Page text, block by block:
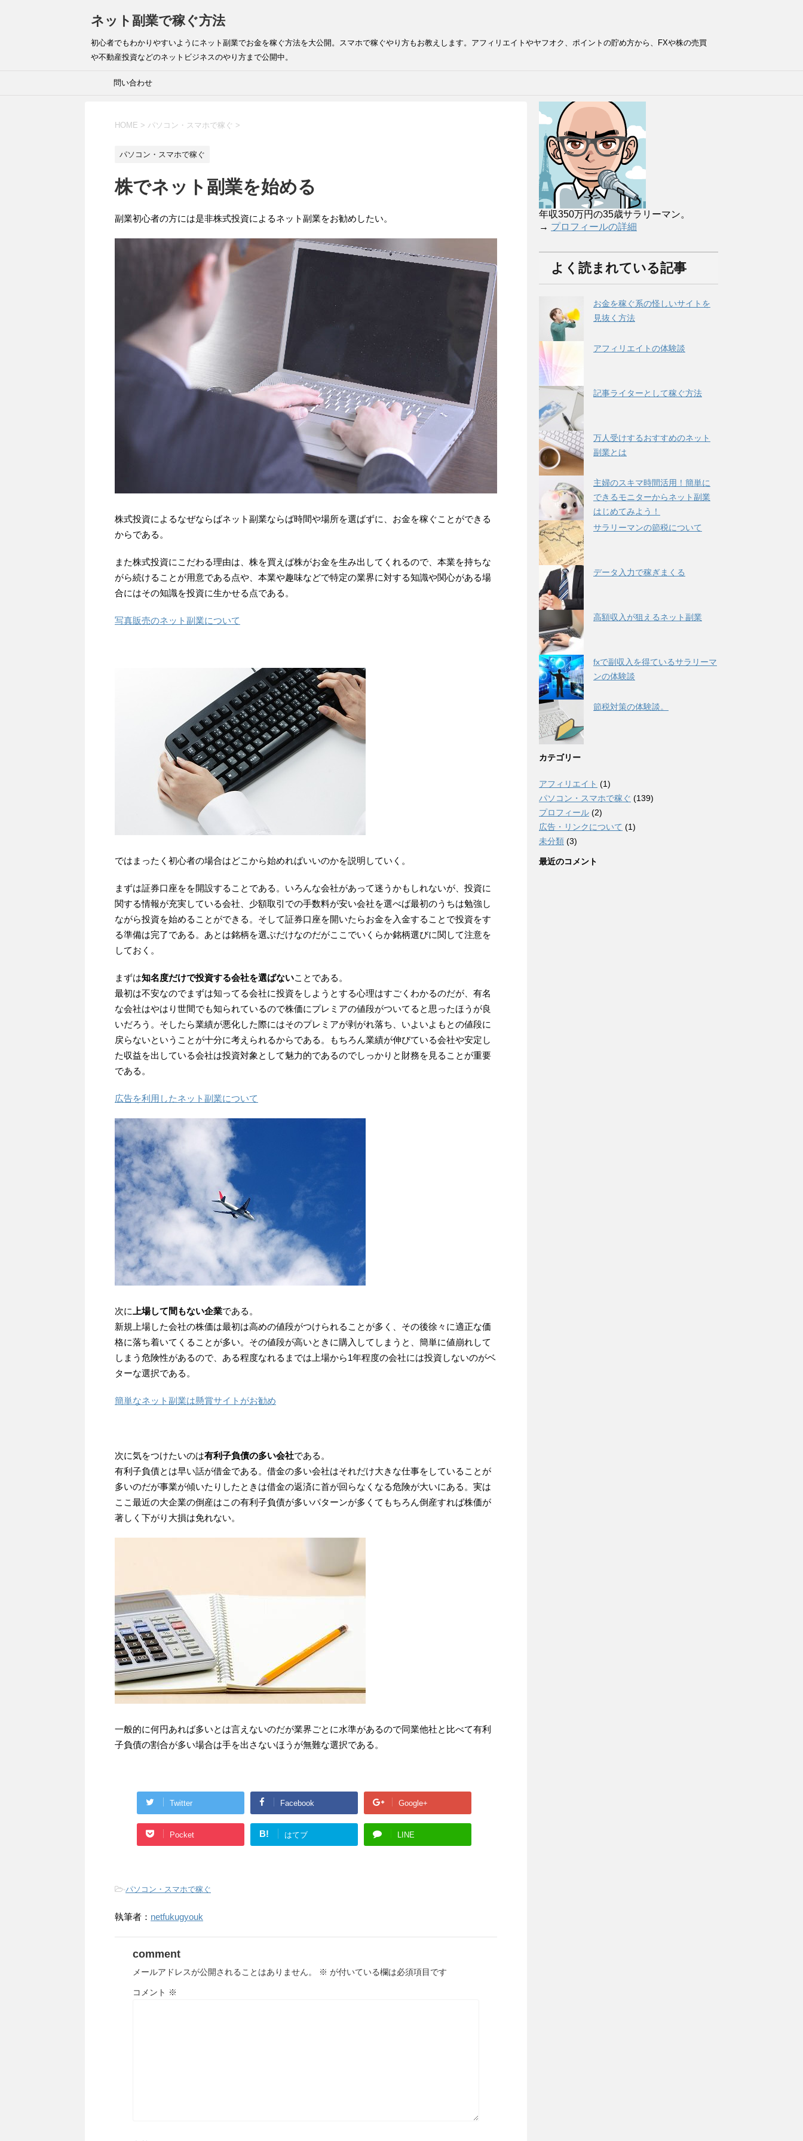
ネット副業で稼ぐ方法
初心者でもわかりやすいようにネット副業でお金を稼ぐ方法を大公開。スマホで稼ぐやり方もお教えします。アフィリエイトやヤフオク、ポイントの貯め方から、FXや株の売買
や不動産投資などのネットビジネスのやり方まで公開中。
問い合わせ
HOME > パソコン・スマホで稼ぐ >
パソコン・スマホで稼ぐ
株でネット副業を始める
副業初心者の方には是非株式投資によるネット副業をお勧めしたい。
株式投資によるなぜならばネット副業ならば時間や場所を選ばずに、お金を稼ぐことができる
からである。
また株式投資にこだわる理由は、株を買えば株がお金を生み出してくれるので、本業を持ちな
がら続けることが用意である点や、本業や趣味などで特定の業界に対する知識や関心がある場
合にはその知識を投資に生かせる点である。
写真販売のネット副業について
ではまったく初心者の場合はどこから始めればいいのかを説明していく。
まずは証券口座をを開設することである。いろんな会社があって迷うかもしれないが、投資に
関する情報が充実している会社、少額取引での手数料が安い会社を選べば最初のうちは勉強し
ながら投資を始めることができる。そして証券口座を開いたらお金を入金することで投資をす
る準備は完了である。あとは銘柄を選ぶだけなのだがここでいくらか銘柄選びに関して注意を
しておく。
まずは知名度だけで投資する会社を選ばないことである。
最初は不安なのでまずは知ってる会社に投資をしようとする心理はすごくわかるのだが、有名
な会社はやはり世間でも知られているので株価にプレミアの値段がついてると思ったほうが良
いだろう。そしたら業績が悪化した際にはそのプレミアが剥がれ落ち、いよいよもとの値段に
戻らないということが十分に考えられるからである。もちろん業績が伸びている会社や安定し
た収益を出している会社は投資対象として魅力的であるのでしっかりと財務を見ることが重要
である。
広告を利用したネット副業について
次に 上場して間もない企業である。
新規上場した会社の株価は最初は高めの値段がつけられることが多く、その後徐々に適正な価
格に落ち着いてくることが多い。その値段が高いときに購入してしまうと、簡単に値崩れして
しまう危険性があるので、ある程度なれるまでは上場から1年程度の会社には投資しないのがベ
ターな選択である。
簡単なネット副業は懸賞サイトがお勧め
次に気をつけたいのは有利子負債の多い会社である。
有利子負債とは早い話が借金である。借金の多い会社はそれだけ大きな仕事をしていることが
多いのだが事業が傾いたりしたときは借金の返済に首が回らなくなる危険が大いにある。実は
ここ最近の大企業の倒産はこの有利子負債が多いパターンが多くてもちろん倒産すれば株価が
著しく下がり大損は免れない。
一般的に何円あれば多いとは言えないのだが業界ごとに水準があるので同業他社と比べて有利
子負債の割合が多い場合は手を出さないほうが無難な選択である。
Twitter Facebook Google+
Pocket B! はてブ LINE
-パソコン・スマホで稼ぐ
執筆者： netfukugyouk
comment
メールアドレスが公開されることはありません。 ※ が付いている欄は必須項目です
コメント ※
年収350万円の35歳サラリーマン。
→ プロフィールの詳細
よく読まれている記事
お金を稼ぐ系の怪しいサイトを
見抜く方法
アフィリエイトの体験談
記事ライターとして稼ぐ方法
万人受けするおすすめのネット
副業とは
主婦のスキマ時間活用！簡単に
できるモニターからネット副業
はじめてみよう！
サラリーマンの節税について
データ入力で稼ぎまくる
高額収入が狙えるネット副業
fxで副収入を得ているサラリーマ
ンの体験談
節税対策の体験談。
カテゴリー
アフィリエイト (1)
パソコン・スマホで稼ぐ (139)
プロフィール (2)
広告・リンクについて (1)
未分類 (3)
最近のコメント